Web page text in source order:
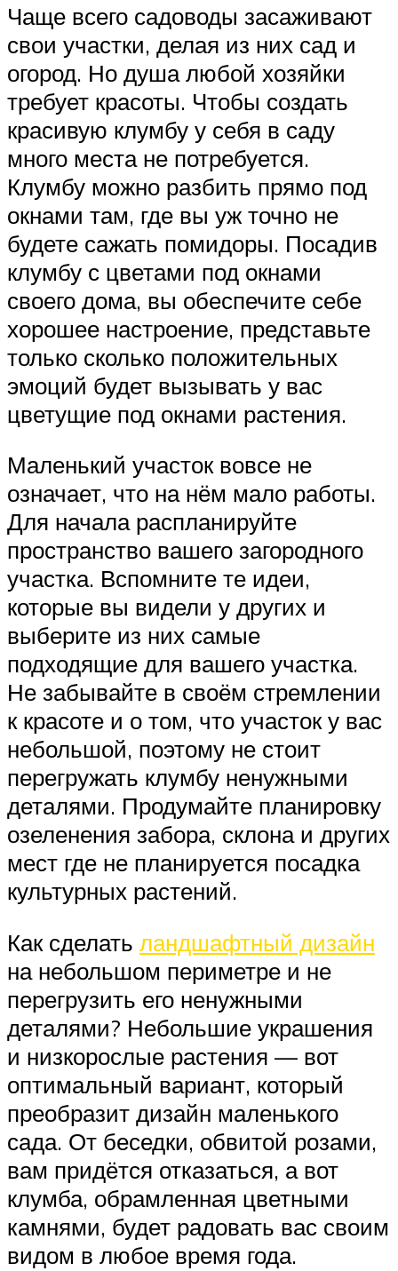
Чаще всего садоводы засаживают
свои участки, делая из них сад и
огород. Но душа любой хозяйки
требует красоты. Чтобы создать
красивую клумбу у себя в саду
много места не потребуется.
Клумбу можно разбить прямо под
окнами там, где вы уж точно не
будете сажать помидоры. Посадив
клумбу с цветами под окнами
своего дома, вы обеспечите себе
хорошее настроение, представьте
только сколько положительных
эмоций будет вызывать у вас
цветущие под окнами растения.
Маленький участок вовсе не
означает, что на нём мало работы.
Для начала распланируйте
пространство вашего загородного
участка. Вспомните те идеи,
которые вы видели у других и
выберите из них самые
подходящие для вашего участка.
Не забывайте в своём стремлении
к красоте и о том, что участок у вас
небольшой, поэтому не стоит
перегружать клумбу ненужными
деталями. Продумайте планировку
озеленения забора, склона и других
мест где не планируется посадка
культурных растений.
Как сделать ландшафтный дизайн
на небольшом периметре и не
перегрузить его ненужными
деталями? Небольшие украшения
и низкорослые растения — вот
оптимальный вариант, который
преобразит дизайн маленького
сада. От беседки, обвитой розами,
вам придётся отказаться, а вот
клумба, обрамленная цветными
камнями, будет радовать вас своим
видом в любое время года.